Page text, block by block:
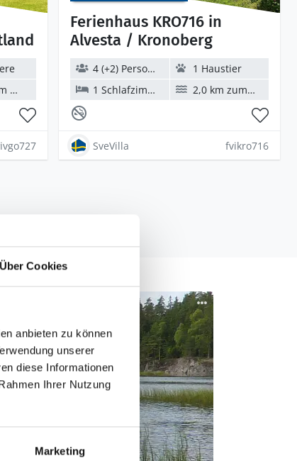
Über Cookies
anbieten zu können
unserer
diese Informationen
Ihrer Nutzung
Marketing
Ferienhaus KRO716 in
Alvesta / Kronoberg
4 (+2) Personen
1 Haustier
1 Schlafzimmer
2,0 km zum Wasser
SveVilla fvikro716